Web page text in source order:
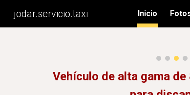
jodar.servicio.taxi Inicio
Vehículo de alta gama